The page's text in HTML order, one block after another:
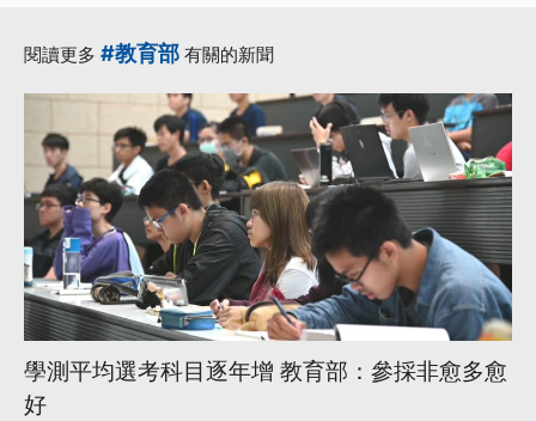
閱讀更多 #教育部 有關的新聞
學測平均選考科目逐年增 教育部：參採非愈多愈
好